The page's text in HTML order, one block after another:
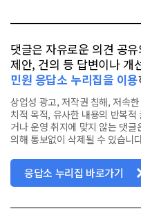
댓글은 자유로운 의견 공
제안, 건의 등 답변이나 개
민원 응답소 누리집을 이용
상업성 광고, 저작권 침해, 저속
치적 목적, 유사한 내용의 반복
거나 운영 취지에 맞지 않는 댓
의해 통보없이 삭제될 수 있습니
응답소 누리집 바로가기